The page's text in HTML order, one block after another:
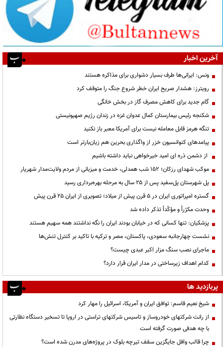
آخرین اخبار
ونس: ایرانی‌ها طرف بسیار دشواری برای مذاکره هستند
رویترز: هشدار صریح ایران خطر شروع جنگ را متوقف کرد
گام جدید برای کاهش مصرف گاز در بخش خانگی
شکنجه رئیس بیمارستان کمال عدوان غزه در زندان رژیم صهیونیستی
تنگه هرمز قابل معامله نیست برای آمریکا معبر باز نکنید
پیامدهای کنوانسیون خزر از واگذاری بحرین هم زیان‌بارتر است
از دشمن ذره ای امید خیرخواهی نباید داشته باشیم
موکب شهدای رزکان؛ ۱۵۲ شب همدلی، خدمت و میزبانی از مردم ولایت‌مدار شهریار
پل شهرستان پل‌سفید پس از ۲۵ سال به مرحله بهره‌برداری رسید
گستره امپراتوری ایران در ۵ قرن پیش از میلاد؛ تصویری از ایران ۲۵ قرن پیش
وحدت مکرّراً و مؤکّداً تذکر داده شد
پزشکیان: تنها کسانی که در خیابان بودند ایران را نگه نداشتند همه سهیم هستند
نشست چهارجانبه سعودی، پاکستان، مصر و ترکیه با تاکید بر کنترل تنش‌ها
ماجرای نصب سنگ مزار اکبر عبدی چیست؟
کدام اهداف زیرساختی در مدار ایران قرار دارد؟
پربازدید ها
شیخ نعیم قاسم: توافق ایران و آمریکا، اسرائیل را مهار کرد
از رانت‌ شرکتهای خودروساز و تاسیس شرکتهای تراستی در اروپا تا تسخیر دستگاه نظارتی
با چه هدفی صورت گرفته است
چرا قالب وافل جایگزین سقف تیرچه بلوک در پروژه‌های مدرن شده است؟